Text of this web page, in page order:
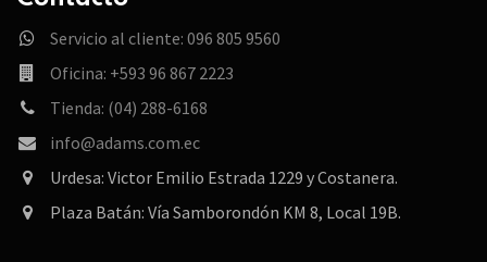
Servicio al cliente: 096 805 9560
Oficina: +593 96 867 2223
Tienda: (04) 288-6168
info@adams.com.ec
Urdesa: Victor Emilio Estrada 1229 y Costanera.
Plaza Batán: Vía Samborondón KM 8, Local 19B.